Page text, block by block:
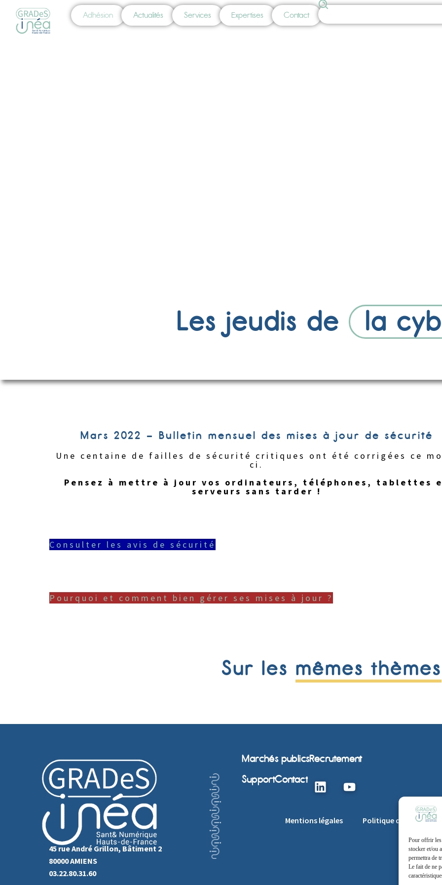
Pour offrir les
stocker et/ou
permettra de
Le fait de ne
Adhésion Actualités Services Expertises Contact
Les jeudis de la
Mars 2022 – Bulletin mensuel des mises à jour de sécurité
Une centaine de failles de sécurité critiques ont été corrigées ce
ci.
Pensez à mettre à jour vos ordinateurs, téléphones, tablettes
serveurs sans tarder !
Consulter les avis de sécurité
Pourquoi et comment bien gérer ses mises à jour ?
Sur les mêmes thèmes
45 rue André Grillon, Bâtiment 2
80000 AMIENS
03.22.80.31.60
Marchés publicsRecrutement
SupportContact
Mentions légales Politique de cookie